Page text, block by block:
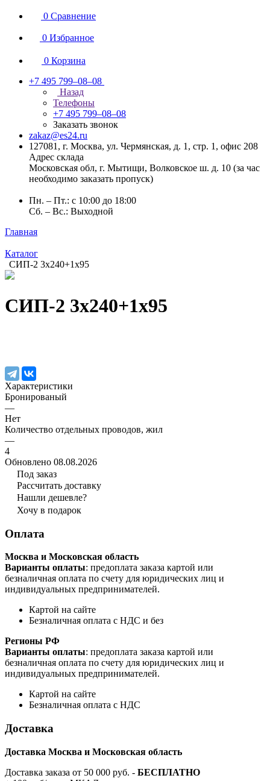
0 Сравнение
0 Избранное
0 Корзина
+7 495 799–08–08
Назад
Телефоны
+7 495 799–08–08
Заказать звонок
zakaz@es24.ru
127081, г. Москва, ул. Чермянская, д. 1, стр. 1, офис 208
Адрес склада
Московская обл, г. Мытищи, Волковское ш. д. 10 (за час
необходимо заказать пропуск)
Пн. – Пт.: с 10:00 до 18:00
Сб. – Вс.: Выходной
Главная
Каталог
СИП-2 3х240+1х95
СИП-2 3х240+1х95
Характеристики
Бронированый
—
Нет
Количество отдельных проводов, жил
—
4
Обновлено 08.08.2026
Под заказ
Рассчитать доставку
Нашли дешевле?
Хочу в подарок
Оплата
Москва и Московская область
Варианты оплаты: предоплата заказа картой или
безналичная оплата по счету для юридических лиц и
индивидуальных предпринимателей.
Картой на сайте
Безналичная оплата с НДС и без
Регионы РФ
Варианты оплаты: предоплата заказа картой или
безналичная оплата по счету для юридических лиц и
индивидуальных предпринимателей.
Картой на сайте
Безналичная оплата с НДС
Доставка
Доставка Москва и Московская область
Доставка заказа от 50 000 руб. - БЕСПЛАТНО